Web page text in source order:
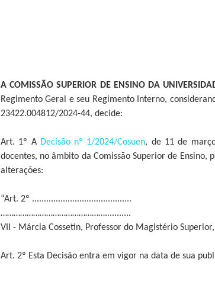
A COMISSÃO SUPERIOR DE ENSINO DA
Regimento Geral e seu Regimento Interno,
23422.004812/2024-44, decide:
Art. 1º A Decisão nº 1/2024/Cosuen, de 11 de
docentes, no âmbito da Comissão Superior de
alterações:
“Art. 2º ..........................................
…………………………………………...........
VII - Márcia Cossetin, Professor do Magistério Superior,
Art. 2º Esta Decisão entra em vigor na data de sua